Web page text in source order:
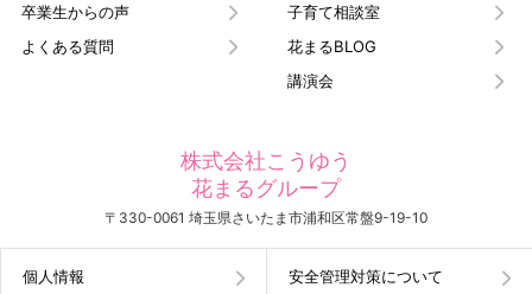
卒業生からの声
よくある質問
子育て相談室
花まるBLOG
講演会
株式会社こうゆう
花まるグループ
〒330-0061 埼玉県さいたま市浦和区常盤9-19-10
個人情報 安全管理対策について